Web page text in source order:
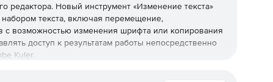
редактора. Новый инструмент «Изменение текста»
текста, включая перемещение,
с возможностью изменения шрифта или копирования
доступ к результатам работы непосредственно
Kuler.